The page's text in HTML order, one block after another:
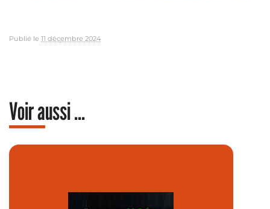
Publié le 11 décembre 2024
Voir aussi ...